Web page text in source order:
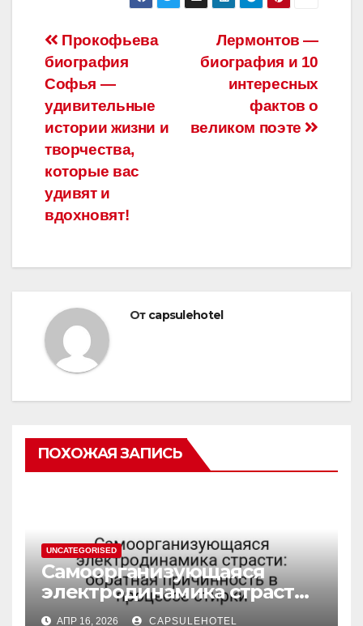
Навигация
по
записям
Лермонтов —
биография и 10
интересных
фактов о
великом поэте
Прокофьева
биография
Софья —
удивительные
истории жизни и
творчества,
которые вас
удивят и
вдохновят!
От capsulehotel
ПОХОЖАЯ ЗАПИСЬ
UNCATEGORISED
Самоорганизующаяся
электродинамика страсти:
обратная причинность в
АПР 16, 2026 CAPSULEHOTEL